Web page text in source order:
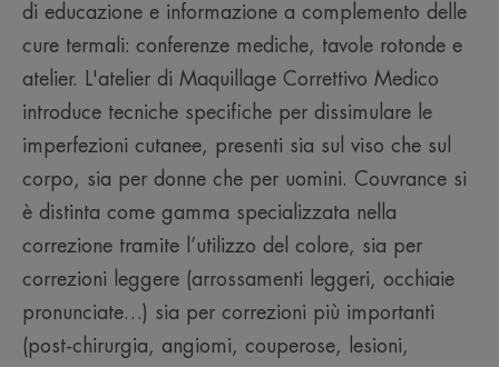
di educazione e informazione a complemento delle
cure termali: conferenze mediche, tavole rotonde e
atelier. L'atelier di Maquillage Correttivo Medico
introduce tecniche specifiche per dissimulare le
imperfezioni cutanee, presenti sia sul viso che sul
corpo, sia per donne che per uomini. Couvrance si
è distinta come gamma specializzata nella
correzione tramite l’utilizzo del colore, sia per
correzioni leggere (arrossamenti leggeri, occhiaie
pronunciate…) sia per correzioni più importanti
(post-chirurgia, angiomi, couperose, lesioni,